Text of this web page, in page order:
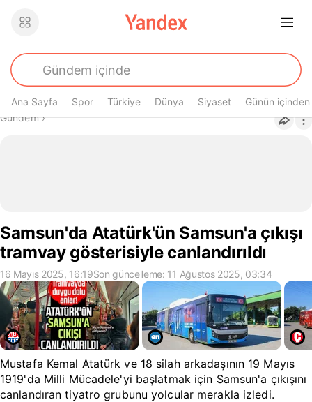
Ana Sayfa Spor Türkiye Dünya Siyaset Günün içinden
Buradasın
Gündem›
Samsun'da Atatürk'ün Samsun'a çıkışı
tramvay gösterisiyle canlandırıldı
16 Mayıs 2025, 16:19Son güncelleme: 11 Ağustos 2025, 03:34
Mustafa Kemal Atatürk ve 18 silah arkadaşının 19 Mayıs
1919'da Milli Mücadele'yi başlatmak için Samsun'a çıkışını
canlandıran tiyatro grubunu yolcular merakla izledi.